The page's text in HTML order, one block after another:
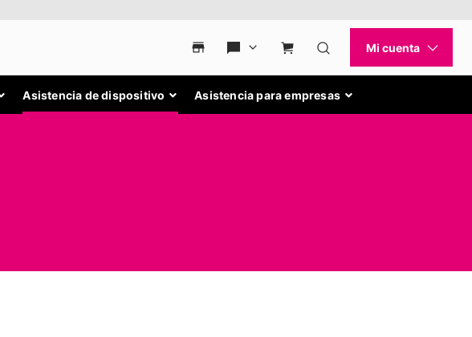
Asistencia de dispositivo Asistencia para empresas